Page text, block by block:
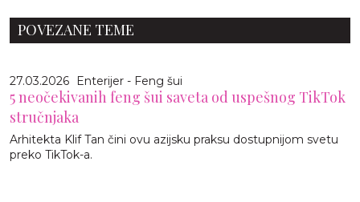
POVEZANE TEME
27.03.2026 Enterijer - Feng šui
5 neočekivanih feng šui saveta od uspešnog TikTok
stručnjaka
Arhitekta Klif Tan čini ovu azijsku praksu dostupnijom svetu
preko TikTok-a.